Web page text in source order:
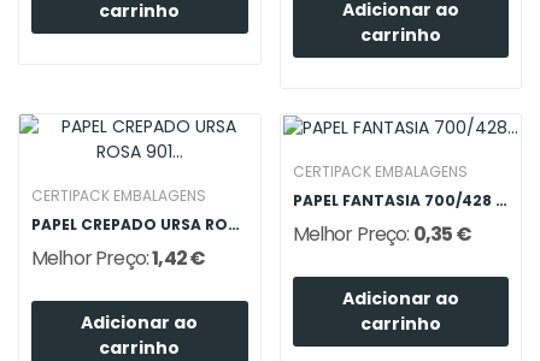
carrinho
Adicionar ao
carrinho
CERTIPACK EMBALAGENS
PAPEL CREPADO URSA ROSA 901 180GRS
Melhor Preço:1,42 €
Adicionar ao
carrinho
CERTIPACK EMBALAGENS
PAPEL FANTASIA 700/428 (70X100)
Melhor Preço: 0,35 €
Adicionar ao
carrinho